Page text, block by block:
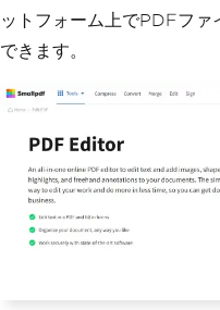
ットフォーム上でPDFファ
できます。